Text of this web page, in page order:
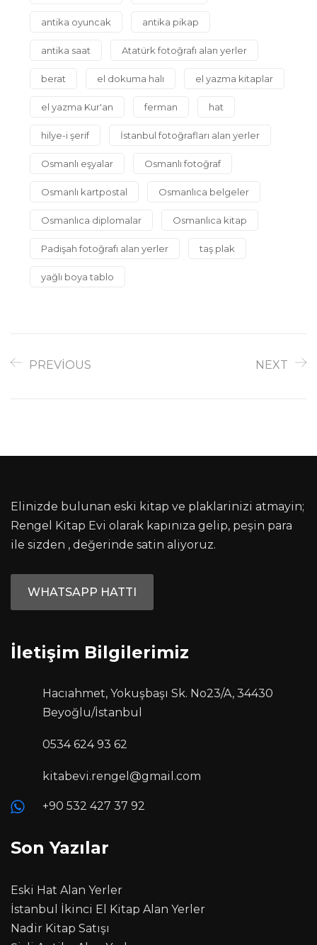
antika oyuncak antika pikap
antika saat Atatürk fotoğrafı alan yerler
berat el dokuma halı el yazma kitaplar
el yazma Kur'an ferman hat
hilye-i şerif İstanbul fotoğrafları alan yerler
Osmanlı eşyalar Osmanlı fotoğraf
Osmanlı kartpostal Osmanlıca belgeler
Osmanlıca diplomalar Osmanlıca kitap
Padişah fotoğrafı alan yerler taş plak
yağlı boya tablo
PREVIOUS NEXT
Elinizde bulunan eski kitap ve plaklarinizi atmayin;
Rengel Kitap Evi olarak kapınıza gelip, peşin para
ile sizden , değerinde satin aliyoruz.
WHATSAPP HATTI
İletişim Bilgilerimiz
Hacıahmet, Yokuşbaşı Sk. No23/A, 34430
Beyoğlu/İstanbul
0534 624 93 62
kitabevi.rengel@gmail.com
+90 532 427 37 92
Son Yazılar
Eski Hat Alan Yerler
İstanbul İkinci El Kitap Alan Yerler
Nadir Kitap Satışı